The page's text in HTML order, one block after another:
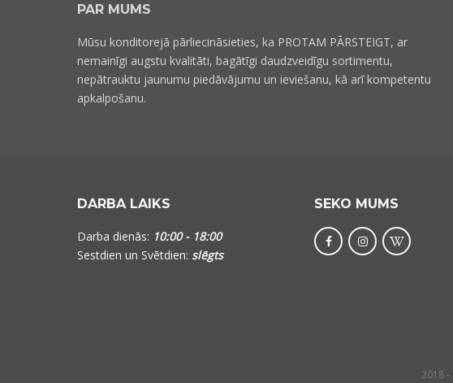
PAR MUMS
Mūsu konditorejā pārliecināsieties, ka PROTAM PĀRSTEIGT, ar
nemainīgi augstu kvalitāti, bagātīgi daudzveidīgu sortimentu,
nepātrauktu jaunumu piedāvājumu un ieviešanu, kā arī kompetentu
apkalpošanu.
DARBA LAIKS
Darba dienās: 10:00 - 18:00
Sestdien un Svētdien: slēgts
SEKO MUMS
2018